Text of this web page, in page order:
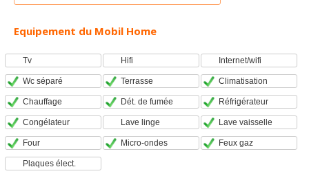
Equipement du Mobil Home
Tv Hifi Internet/wifi
Wc séparé Terrasse Climatisation
Chauffage Dét. de fumée Réfrigérateur
Congélateur Lave linge Lave vaisselle
Four Micro-ondes Feux gaz
Plaques élect.